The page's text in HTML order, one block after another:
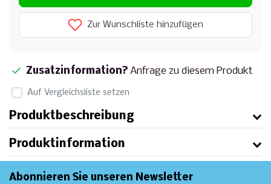
Zur Wunschliste hinzufügen
Zusatzinformation? Anfrage zu diesem Produkt
Auf Vergleichsliste setzen
Produktbeschreibung
Produktinformation
Abonnieren Sie unseren Newsletter